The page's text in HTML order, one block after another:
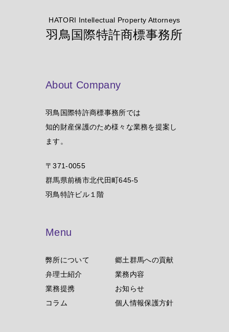
HATORI Intellectual Property Attorneys
羽鳥国際特許商標事務所
About Company
羽鳥国際特許商標事務所では
知的財産保護のため様々な業務を提案し
ます。
〒371-0055
群馬県前橋市北代田町645-5
羽鳥特許ビル１階
Menu
弊所について
郷土群馬への貢献
弁理士紹介
業務内容
業務提携
お知らせ
コラム
個人情報保護方針